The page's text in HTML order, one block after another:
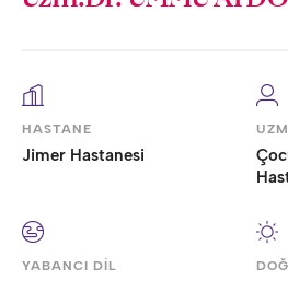
HASTANE
Jimer Hastanesi
YABANCI DİL